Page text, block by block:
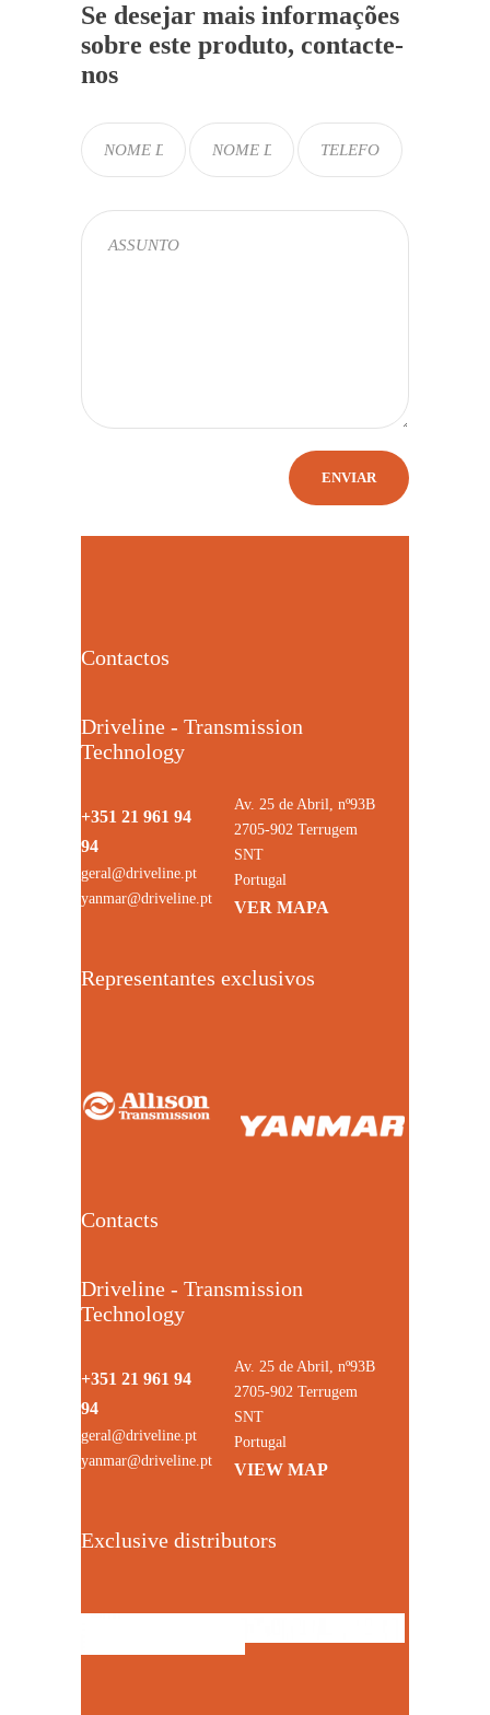
Se desejar mais informações
sobre este produto, contacte-
nos
Contactos
Driveline - Transmission
Technology
+351 21 961 94
94
geral@driveline.pt
yanmar@driveline.pt
Av. 25 de Abril, nº93B
2705-902 Terrugem
SNT
Portugal
VER MAPA
Representantes exclusivos
Contacts
Driveline - Transmission
Technology
+351 21 961 94
94
geral@driveline.pt
yanmar@driveline.pt
Av. 25 de Abril, nº93B
2705-902 Terrugem
SNT
Portugal
VIEW MAP
Exclusive distributors